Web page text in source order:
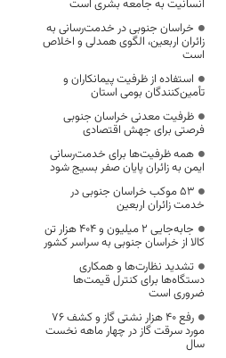
انسانیت به جامعه بشری است
خراسان جنوبی در خدمت‌رسانی به
زائران اربعین، الگوی همدلی و اخلاص
است
استفاده از ظرفیت پیمانکاران و
تأمین‌کنندگان بومی استان
ظرفیت معدنی خراسان جنوبی
فرصتی برای جهش اقتصادی
همه ظرفیت‌ها برای خدمت‌رسانی
ایمن به زائران پایان صفر بسیج شود
53 موکب خراسان جنوبی در
خدمت زائران اربعین
جابه‌جایی 2 میلیون و 404 هزار تن
کالا از خراسان جنوبی به سراسر کشور
تشدید نظارت‌ها و همکاری
دستگاه‌ها برای کنترل قیمت‌ها
ضروری است
رفع 40 هزار نشتی گاز و کشف 76
مورد سرقت گاز در چهار ماهه نخست
سال